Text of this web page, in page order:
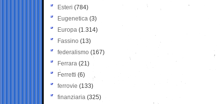
Esteri (784)
Eugenetica (3)
Europa (1.314)
Fassino (13)
federalismo (167)
Ferrara (21)
Ferretti (6)
ferrovie (133)
finanziaria (325)